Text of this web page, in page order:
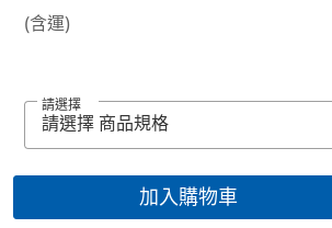
(含運)
請選擇
加入購物車